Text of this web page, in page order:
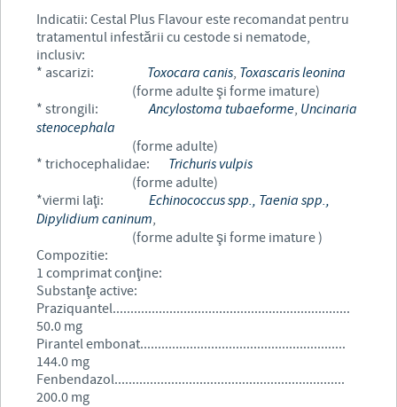
Indicatii: Cestal Plus Flavour este recomandat pentru
tratamentul infestării cu cestode si nematode,
inclusiv:
* ascarizi: Toxocara canis, Toxascaris leonina
(forme adulte şi forme imature)
* strongili:Ancylostoma tubaeforme, Uncinaria
stenocephala
(forme adulte)
* trichocephalidae: Trichuris vulpis
(forme adulte)
*viermi laţi: Echinococcus spp., Taenia spp.,
Dipylidium caninum,
(forme adulte şi forme imature )
Compozitie:
1 comprimat conţine:
Substanţe active:
Praziquantel...................................................................
50.0 mg
Pirantel embonat..........................................................
144.0 mg
Fenbendazol.................................................................
200.0 mg